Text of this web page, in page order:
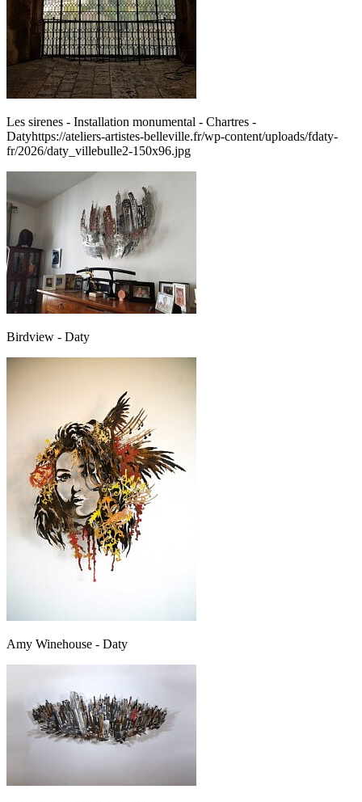
Les sirenes - Installation monumental - Chartres -
Datyhttps://ateliers-artistes-belleville.fr/wp-content/uploads/fdaty-
fr/2026/daty_villebulle2-150x96.jpg
Birdview - Daty
Amy Winehouse - Daty